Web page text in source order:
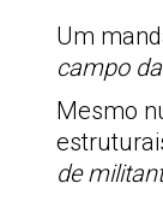
Um
campo
Mesmo
de